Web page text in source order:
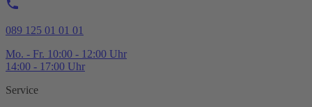
089 125 01 01 01
Mo. - Fr. 10:00 - 12:00 Uhr
14:00 - 17:00 Uhr
Service